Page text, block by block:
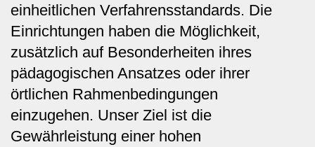
einheitlichen Verfahrensstandards. Die
Einrichtungen haben die Möglichkeit,
zusätzlich auf Besonderheiten ihres
pädagogischen Ansatzes oder ihrer
örtlichen Rahmenbedingungen
einzugehen. Unser Ziel ist die
Gewährleistung einer hohen